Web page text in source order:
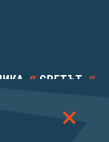
СВЕТЪТ